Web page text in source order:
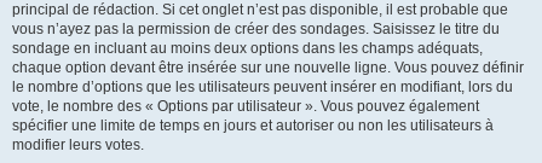
principal de rédaction. Si cet onglet n’est pas disponible, il est probable que
vous n’ayez pas la permission de créer des sondages. Saisissez le titre du
sondage en incluant au moins deux options dans les champs adéquats,
chaque option devant être insérée sur une nouvelle ligne. Vous pouvez définir
le nombre d’options que les utilisateurs peuvent insérer en modifiant, lors du
vote, le nombre des « Options par utilisateur ». Vous pouvez également
spécifier une limite de temps en jours et autoriser ou non les utilisateurs à
modifier leurs votes.